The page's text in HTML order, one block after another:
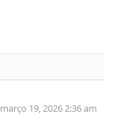
março 19, 2026 2:36 am